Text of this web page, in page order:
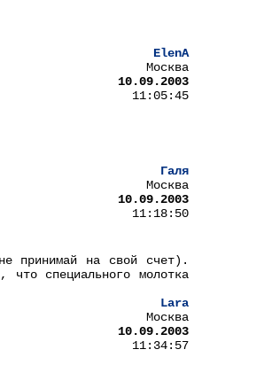
ElenA
Москва
10.09.2003
11:05:45
Галя
Москва
10.09.2003
11:18:50
принимай на свой счет).
специального молотка
Lara
Москва
10.09.2003
11:34:57